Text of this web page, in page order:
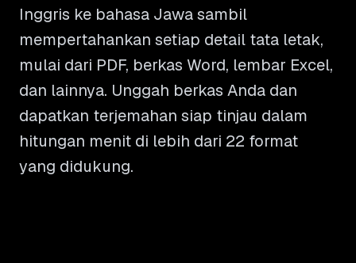
Inggris ke bahasa Jawa sambil
mempertahankan setiap detail tata letak,
mulai dari PDF, berkas Word, lembar Excel,
dan lainnya. Unggah berkas Anda dan
dapatkan terjemahan siap tinjau dalam
hitungan menit di lebih dari 22 format
yang didukung.